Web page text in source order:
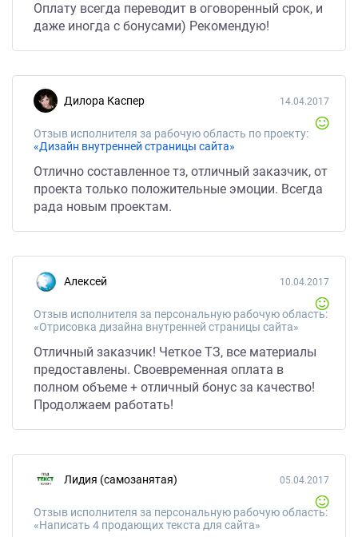
Оплату всегда переводит в оговоренный срок, и
даже иногда с бонусами) Рекомендую!
Дилора Каспер
Отзыв исполнителя за рабочую область по проекту:
«Дизайн внутренней страницы сайта»
14.04.2017
Отлично составленное тз, отличный заказчик, от
проекта только положительные эмоции. Всегда
рада новым проектам.
Алексей
Отзыв исполнителя за персональную рабочую область:
«Отрисовка дизайна внутренней страницы сайта»
10.04.2017
Отличный заказчик! Четкое ТЗ, все материалы
предоставлены. Своевременная оплата в
полном объеме + отличный бонус за качество!
Продолжаем работать!
Лидия (самозанятая)
Отзыв исполнителя за персональную рабочую область:
«Написать 4 продающих текста для сайта»
05.04.2017